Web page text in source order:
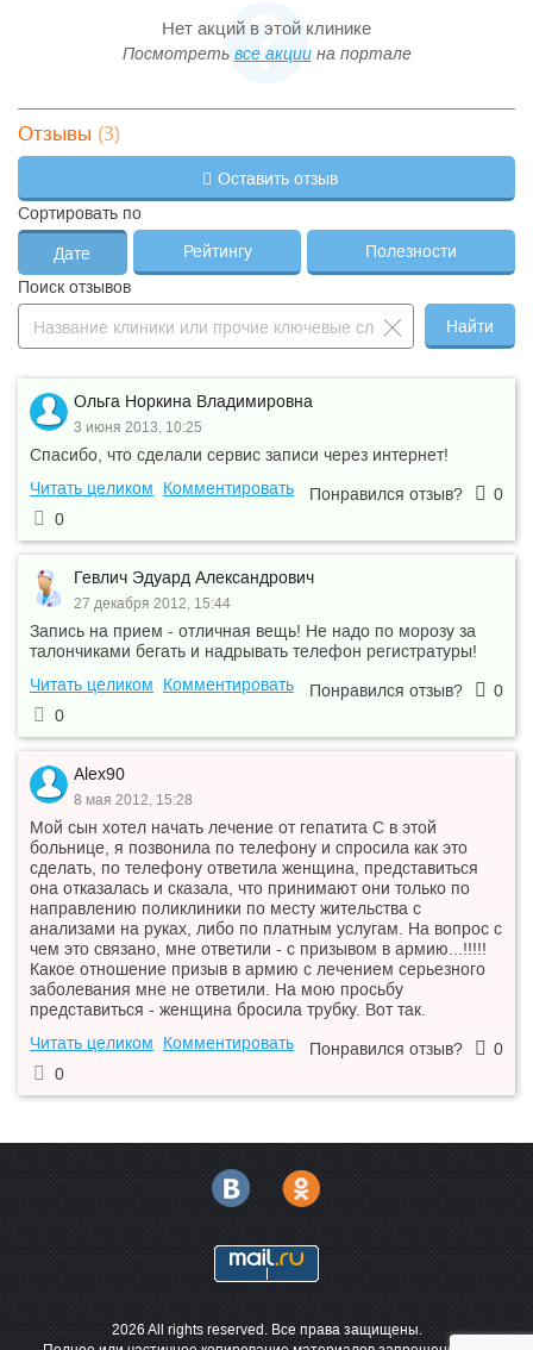
Нет акций в этой клинике
Посмотреть все акциина портале
Отзывы (3)
Оставить отзыв
Сортировать по
Дате Рейтингу
Полезности
Поиск отзывов
Найти
Ольга Норкина Владимировна
3 июня 2013, 10:25
Спасибо, что сделали сервис записи через интернет!
Читать целиком
Комментировать Понравился отзыв?
0
0
Гевлич Эдуард Александрович
27 декабря 2012, 15:44
Запись на прием - отличная вещь! Не надо по морозу за
талончиками бегать и надрывать телефон регистратуры!
Читать целиком
Комментировать Понравился отзыв?
0
0
Alex90
8 мая 2012, 15:28
Мой сын хотел начать лечение от гепатита С в этой
больнице, я позвонила по телефону и спросила как это
сделать, по телефону ответила женщина, представиться
она отказалась и сказала, что принимают они только по
направлению поликлиники по месту жительства с
анализами на руках, либо по платным услугам. На вопрос с
чем это связано, мне ответили - с призывом в армию...!!!!!
Какое отношение призыв в армию с лечением серьезного
заболевания мне не ответили. На мою просьбу
представиться - женщина бросила трубку. Вот так.
Читать целиком
Комментировать Понравился отзыв?
0
0
2026 All rights reserved. Все права защищены.